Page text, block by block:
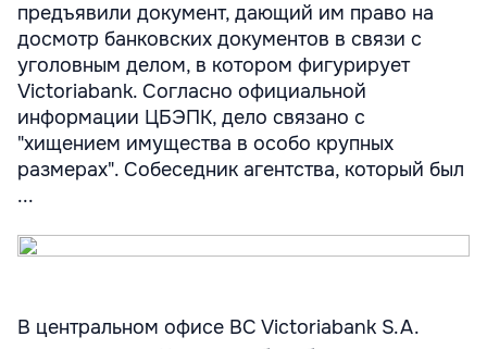
предъявили документ, дающий им право на
досмотр банковских документов в связи с
уголовным делом, в котором фигурирует
Victoriabank. Согласно официальной
информации ЦБЭПК, дело связано с
"хищением имущества в особо крупных
размерах". Собеседник агентства, который был
...
В центральном офисе BC Victoriabank S.A.